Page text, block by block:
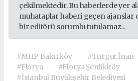
çekilmektedir. Bu haberlerde yer
muhataplar haberi geçen ajanslar
bir editörü sorumlu tutulamaz...
#MHP Bakırköy #Turgut İnan
#Florya
#Florya Şenlikköy
#İstanbul Büyükşehir Belediyesi